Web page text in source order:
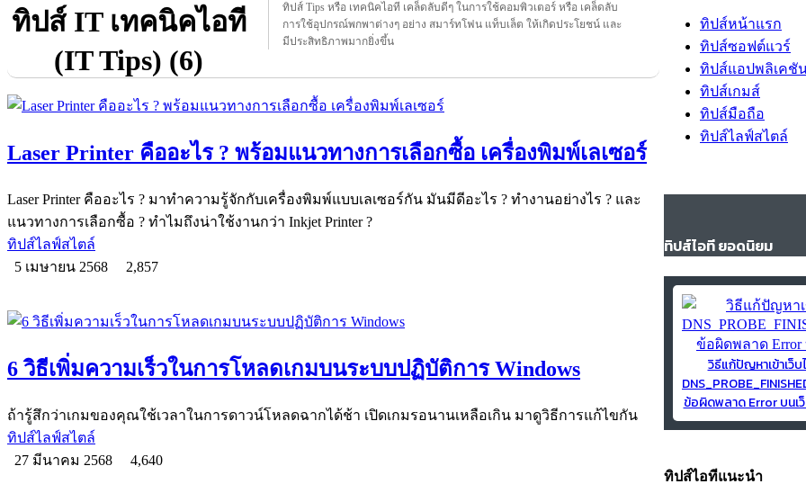
ทิปส์ IT เทคนิคไอที
(IT Tips) (6)
ทิปส์ Tips หรือ เทคนิคไอที เคล็ดลับดีๆ ในการใช้คอมพิวเตอร์ หรือ เคล็ดลับ
การใช้อุปกรณ์พกพาต่างๆ อย่าง สมาร์ทโฟน แท็บเล็ต ให้เกิดประโยชน์ และ
มีประสิทธิภาพมากยิ่งขึ้น
Laser Printer คืออะไร ? พร้อมแนวทางการเลือกซื้อ เครื่องพิมพ์เลเซอร์
Laser Printer คืออะไร ? มาทำความรู้จักกับเครื่องพิมพ์แบบเลเซอร์กัน มันมีดีอะไร ? ทำงานอย่างไร ? และ
แนวทางการเลือกซื้อ ? ทำไมถึงน่าใช้งานกว่า Inkjet Printer ?
ทิปส์ไลฟ์สไตล์
5 เมษายน 2568
2,857
6 วิธีเพิ่มความเร็วในการโหลดเกมบนระบบปฏิบัติการ Windows
ถ้ารู้สึกว่าเกมของคุณใช้เวลาในการดาวน์โหลดฉากได้ช้า เปิดเกมรอนานเหลือเกิน มาดูวิธีการแก้ไขกัน
ทิปส์ไลฟ์สไตล์
27 มีนาคม 2568
4,640
ทิปส์หน้าแรก
ทิปส์ซอฟต์แวร์
ทิปส์แอปพลิเคชั
ทิปส์เกมส์
ทิปส์มือถือ
ทิปส์ไลฟ์สไตล์
ทิปส์ไอที ยอดนิยม
วิธีแก้ปัญหาเข้าเว็บ
ข้อผิดพลาด Error บนเว็
ทิปส์ไอทีแนะนำ